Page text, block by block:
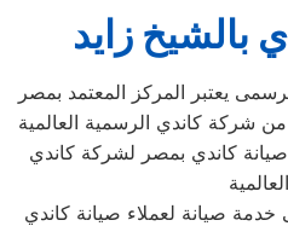
بالشيخ زايد
يعتبر المركز المعتمد بمصر
شركة كاندي الرسمية العالمية
صيانة كاندي بمصر لشركة كاندي
العالمية
خدمة صيانة لعملاء صيانة كاندي